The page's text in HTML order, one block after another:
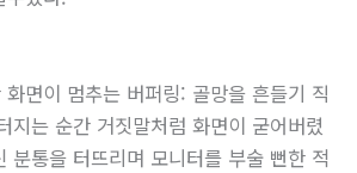
면이 멈추는 버퍼링: 골망을 흔들기 직
지는 순간 거짓말처럼 화면이 굳어버렸
분통을 터뜨리며 모니터를 부술 뻔한 적